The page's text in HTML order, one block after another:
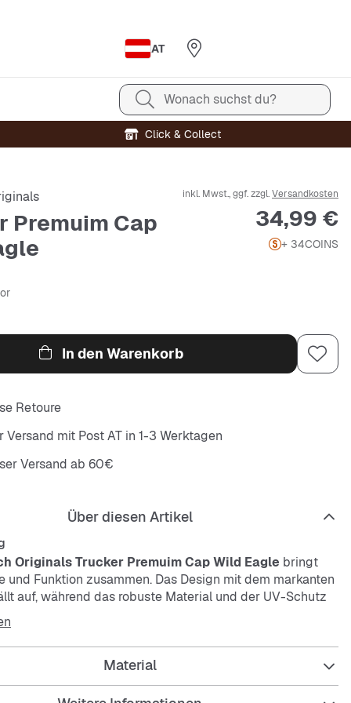
AT
Wonach suchst du?
Click & Collect
Premuim Cap
inkl. Mwst., ggf. zzgl.Versandkosten
Preis
34,99 €
+ 34COINS
In den Warenkorb
Retoure
Versand mit Post AT in 1-3 Werktagen
Versand ab 60€
Über diesen Artikel
Originals Trucker Premuim Cap Wild Eagle bringt
und Funktion zusammen. Das Design mit dem markanten
auf, während das robuste Material und der UV-Schutz
Wetter begleiten.
Material